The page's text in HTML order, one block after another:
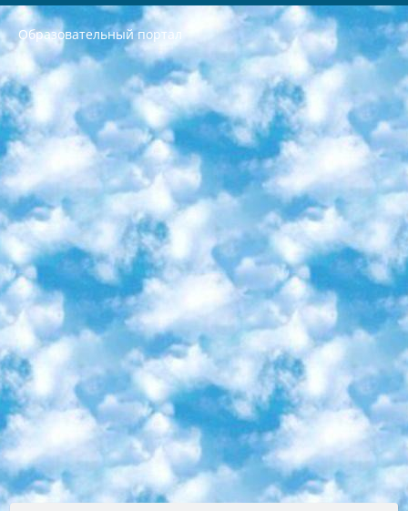
Образовательный портал
РЕСПУБЛИКА УЗБЕКИСТАН МИНИСТРЕРСТВО ДОШКОЛЬНОГО И ШКОЛЬНОГО ОБРАЗОВАНИЯ КОМАНДА в общеобразовательных учреждениях в 2023-2024 учебном году организация и проведение итоговой государственной аттестации обучающихся о Министра дошкольного и школьного образования Республики Узбекистан от 4 марта 2008 года (постановлением Минюста от 20 марта 2008 года № 1778 государственной регистрации) «Итоговое состояние учащихся общего среднего образования на основании положения об утверждении положения об аттестации общего среднего образования выпускной экзамен студентов в образовательных учреждениях в 2023-2024 учебном году В целях организации и прохождения аттестации приказываю: 1. Следующее: перечень предметов, по которым будет проводиться итоговая государственная аттестация и экзамен формы перевода согласно приложению 1; сертификаты международного образца, оценивающие уровень владения иностранными языками перечень согласно приложению 2; 2. Педагогический при специализированных образовательных учреждениях. научно-практический центр квалификации и международной оценки (Д.Давидова) 2024 г. До 25 марта: задания по предметам, по которым будет проводиться итоговая аттестация разработка и утверждение технических условий; итоговая аттестация на основании разработанного предметного задания разработка вопросов по предметам (устно и письменно), экзамен передача; общеобразовательные средние школы и специальные учебные заведения учащиеся выпускных классов школ и интернатов в агентской системе подготовка базы данных экзаменационных материалов и критериев оценки; перевод базы экзаменационных материалов на все языки обучения подать в Республиканский образовательный центр для изготовления; варианты экзаменов на основе разработанных контрольных материалов пусть будут поставлены задачи формирования. 3. Республиканский образовательный центр (Ш.Худайкулов) до 5 апреля 2024 года. до: база данных предоставленных экзаменационных материалов на все языки обучения перевод и экспертиза; для слепых, слабовидящих, глухих, слабослышащих и умственно отсталых детей учащиеся выпускных классов специализированных школ и школ-интернатов база данных экзаменационных материалов на всех преподаваемых языках подготовка критериев оценки; специализированные школы для умственно отсталых детей и технологии для учащихся выпускных классов школ-интернатов разработка соответствующих рекомендаций и критериев проведения ЕГЭ по естествознанию давать задания. 4. Педагогический при специализированных образовательных учреждениях. Научно-практический центр навыков и международной оценки (Д.Давидова), Республика образовательный центр (Худайкулов Ш.) итоговый государственный аттестационный экзамен ориентирован на творческое и логическое мышление при подготовке базы материалов учитывать введение заданий. 5. Следует отметить, что: сертификат государственного образца о знании общеобразовательного предмета и как минимум национальный уровень B1 по предметам на иностранных языках, указанным в Приложении 2. или международно признанный сертификат эквивалентного уровня студенты, изучающие определенный предмет, освобождаются от экзамена; по соответствующим предметам запланирована итоговая государственная аттестация за день до дня, путем жеребьевки Рабочей группой (в письменной форме по предметам, проводимым в форме) из числа сформированных вариантов выбрано 2 варианта; 2 выбранных варианта экзамена анонсированы на официальном сайте министерства и все выпускники по всей стране на основе этих вариантов проводит итоговую государственную аттестацию. 6. Государственное образование учащихся средних общеобразовательных учреждений. знания в соответствии с квалификационными требованиями, которые необходимо приобрести на основании стандартов итоговый (выпускной) контроль для 9 и 11 классов в целях тестирования Экзамены (далее – экзамены) состоят из предметов, перечисленных в приложении 1. будет сделано. 7. Экзамены пройдут с 26 мая по 15 июня 2024 г. (кроме науки физического воспитания). 8. Физическая для учащихся 9 классов общесредних образовательных учреждений. Экзамены по предмету «Образование, квалификация медицина» 1-6 мая 2024 года. сотрудники перевести под присмотр (с отклонениями в физическом или умственном развитии) специализированная школа для детей, школы-интернаты и со сколиозом школы-интернаты санаторного типа для больных детей исключены). 9. Он был слепым, слабовидящим и имел нарушения опорно-двигательного аппарата. экзамены в специализированных школах и интернатах для детей должны проводиться исходя из требований, предъявляемых к общеобразовательным учреждениям (физкультура кроме науки). 10. Специализированная школа для глухих и слабослышащих детей. и экзамены в интернатах и быть реализован в виде письменного теста по математике. 11. Специальность для умственно отсталых детей. Для 9 класса Родной язык и литературное письмо Государственный язык (язык обучения – узбекский). для неклассов) написано Математическое письмо Письменная/устная история Узбекистана Физическое воспитание практично Итоговый контроль Для 11 класса Написание родного языка и литературы (эссе) Математическое письмо Узбекский язык (обучение на узбекском языке) не посещающее общее среднее образование для учреждений)/Образовательное учреждение выбор письменный и устный Иностранный язык письменный/устный Письменная/устная история Узбекистана *По выбору студента:  Химия  Физика  Основы государственного права  География 10 бесплатных образовательных ресурсов - Мы составили подборку онлайн-проектов с интерактивными упражнениями, видеолекциями и статьями. Они помогут вам обрести новые и освежить старые знания бесплатно. 1. «ИНТУИТ» Старейшая образовательная площадка Рунета. Здесь вы найдёте сотни текстовых и видеокурсов на десятки различных тем — от программирования до психологии. Многие курсы подготовлены российскими университетами и крупными международными компаниями вроде Intel и Microsoft. Самостоятельное обучение бесплатное, но желающие могут оплатить услуги персональных наставников. 2. «Смартия» знакомит с актуальными профессиями и подсказывает, как им обучаться. Выбрав заинтересовавшую вас специальность — SMM-специалист, фотограф, веб-дизайнер или другую, — увидите список необходимых для неё умений. Чтобы вы могли освоить их самостоятельно, для каждого умения площадка отображает подборку ссылок на учебные материалы. Хотя «Смартия» ориентируется на русскоязычную аудиторию, часть контента всё же доступна только на английском. 3. «Лекторий Физтеха» Проект Московского физико-технического института (Физтеха). С его помощью вы можете смотреть онлайн серии лекций, записанные на видео в этом вузе. В числе доступных предметов — физика, биология, химия, информационные технологии и другие. К некоторым лекциям администрация ресурса прилагает готовые конспекты, которые можно скачивать в PDF-формате. 4. ITMOcourses Онлайн-площадка Санкт-Петербургского национального исследовательского университета информационных технологий, механики и оптики (ИТМО). Ресурс предоставляет свободный доступ к курсам, разработанным в этом вузе. Каталог материалов разбит на четыре категории: «Оптические системы и технологии», «Приборостроение и робототехника», «Информационные технологии» и «Биотехнологии». Курсы состоят из видеолекций, интерактивных демонстраций и заданий. 5. «КиберЛенинка» Электронная научная библиотека открытого доступа. Каталог площадки регулярно обрастает текстами статей из различных научных изданий. Сгруппированные по журналам и рубрикам публикации можно читать онлайн или скачивать целиком в PDF-формате. Проект нацелен на популяризацию науки за счёт открытого доступа к качественной информации. 6. «ПостНаука» На этом ресурсе публикуют подборки видеолекций, составленные экспертами из разных отраслей и объединённые общими темами. Среди них, к примеру, есть серии «Биоинформатика и геномика», «Культура средневековой Скандинавии» и Cinema Studies о теории кино. Каждая подборка лекций — логически связанная история, рассказанная экспертом от первого лица. Кроме того, на сайте появляются научно-образовательные статьи и тесты на разные темы. 7. «Newочём» Команда проекта «Newочём» отбирает самые интересные тексты из англоязычных СМИ и переводит те из них, за которые голосуют участники сообщества «ВКонтакте». По большей части это научно-популярные статьи. Редакторы придумывают лишь заголовки, в остальном содержание переводов соответствует оригиналам. Полные тексты можно читать прямо в социальной сети. 8. InternetUrok Онлайн-база материалов по основным дисциплинам школьной программы. Информация на сайте структурирована по классам, предметам и темам (урокам). Каждый урок состоит из видеолекций и конспектов. Есть также интерактивные тренажёры и тесты для закрепления пройденного материала. Даже если вы давно окончили школу, возможность повторить программу старших классов всегда может пригодиться. 9. Edutainme Ещё один ресурс об образовании. В отличие от Newtonew, как мне кажется, Edutainme больше ориентируется на представителей индустрии: педагогов, предпринимателей, разработчиков образовательных проектов. Но и любой, кто просто стремится к саморазвитию, найдёт на сайте много полезного и интересного для себя. Например, информацию о новых курсах и образовательных сервисах. 10. Newtonew Онлайн-медиа об образовании и обучении в широком смысле. Авторы Newtonew пишут об инструментах, заведениях, тактиках и стратегиях, которые помогают учить других и получать новые знания самостоятельно. На этой площадке вы найдёте новости, обзоры, аналитические мат